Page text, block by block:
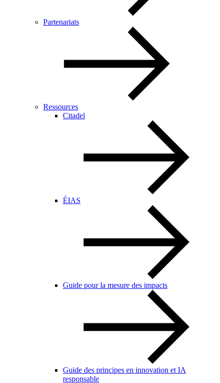
Partenariats
Ressources
Citadel
ÉIAS
Guide pour la mesure des impacts
Guide des principes en innovation et IA
responsable